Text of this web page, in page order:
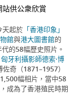
供公衆欣賞
天起於 「香港印象」
館與港大圖書館的
的58幅歷史照片。
牙利攝影師德索·博
奇（1871–1957）
幅相片，當中58
成為了香港殖民時期